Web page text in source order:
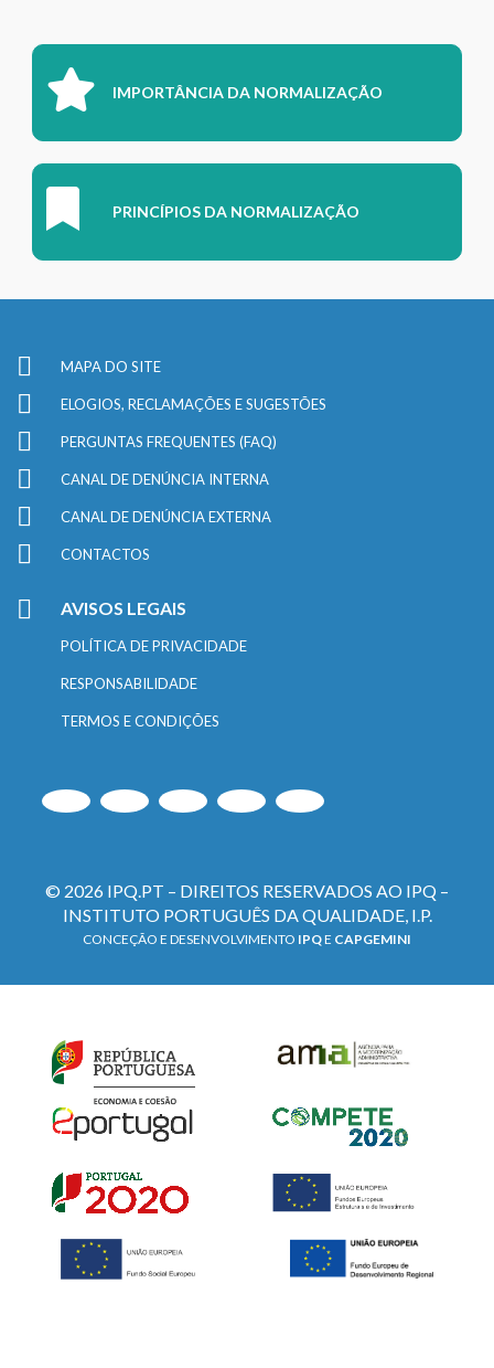
IMPORTÂNCIA DA NORMALIZAÇÃO
PRINCÍPIOS DA NORMALIZAÇÃO
MAPA DO SITE
ELOGIOS, RECLAMAÇÕES E SUGESTÕES
PERGUNTAS FREQUENTES (FAQ)
CANAL DE DENÚNCIA INTERNA
CANAL DE DENÚNCIA EXTERNA
CONTACTOS
AVISOS LEGAIS
POLÍTICA DE PRIVACIDADE
RESPONSABILIDADE
TERMOS E CONDIÇÕES
© 2026 IPQ.PT – DIREITOS RESERVADOS AO IPQ –
INSTITUTO PORTUGUÊS DA QUALIDADE, I.P.
CONCEÇÃO E DESENVOLVIMENTO IPQE CAPGEMINI